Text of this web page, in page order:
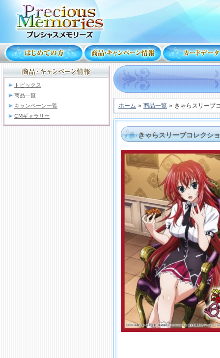
トピックス
商品一覧
キャンペーン一覧
CMギャラリー
ホーム » 商品一覧 » きゃらスリーブ
きゃらスリーブコレクシ